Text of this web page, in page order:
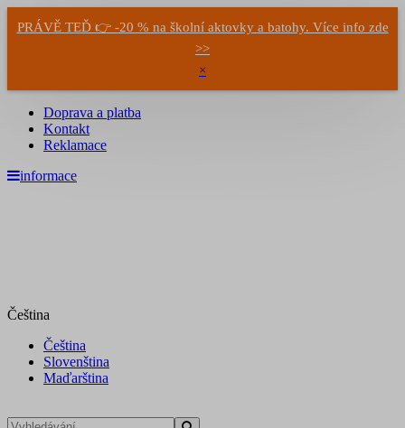
PRÁVĚ TEĎ 👉 -20 % na školní aktovky a batohy. Více info zde
>>
×
Doprava a platba
Kontakt
Reklamace
informace
Čeština
Čeština
Slovenština
Maďarština